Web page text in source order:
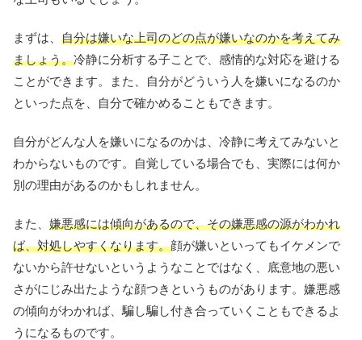
まずは、 自分は嫌いな上司のどの点が嫌いなのかを考えてみ
ましょう。冷静に分析する子ことで、感情的な対応を避ける
ことができます。また、自分がどういう人を嫌いになるのか
といった点を、自分で確かめることもできます。
自分がどんな人を嫌いになるのかは、冷静に考えてみないと
わからないものです。自覚している場合でも、実際には何か
別の理由があるのかもしれません。
また、 嫌悪感には傾向があるので、その嫌悪感の源がわかれ
ば、対処しやすくなります。顔が嫌いといってもイケメンで
ないから許せないというようなことではなく、底意地の悪い
さがにじみ出たような顔つきというものがあります。嫌悪感
の傾向がわかれば、騙し騙し付き合っていくこともできるよ
うになるものです。